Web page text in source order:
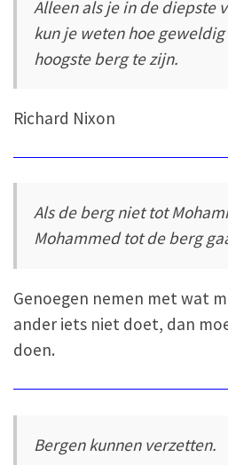
Alleen als je in de diepste
kun je weten hoe
hoogste berg te zijn.
Richard Nixon
Als de berg niet tot
Mohammed tot de berg
Genoegen nemen met wat
ander iets niet doet, dan
doen.
Bergen kunnen verzetten.